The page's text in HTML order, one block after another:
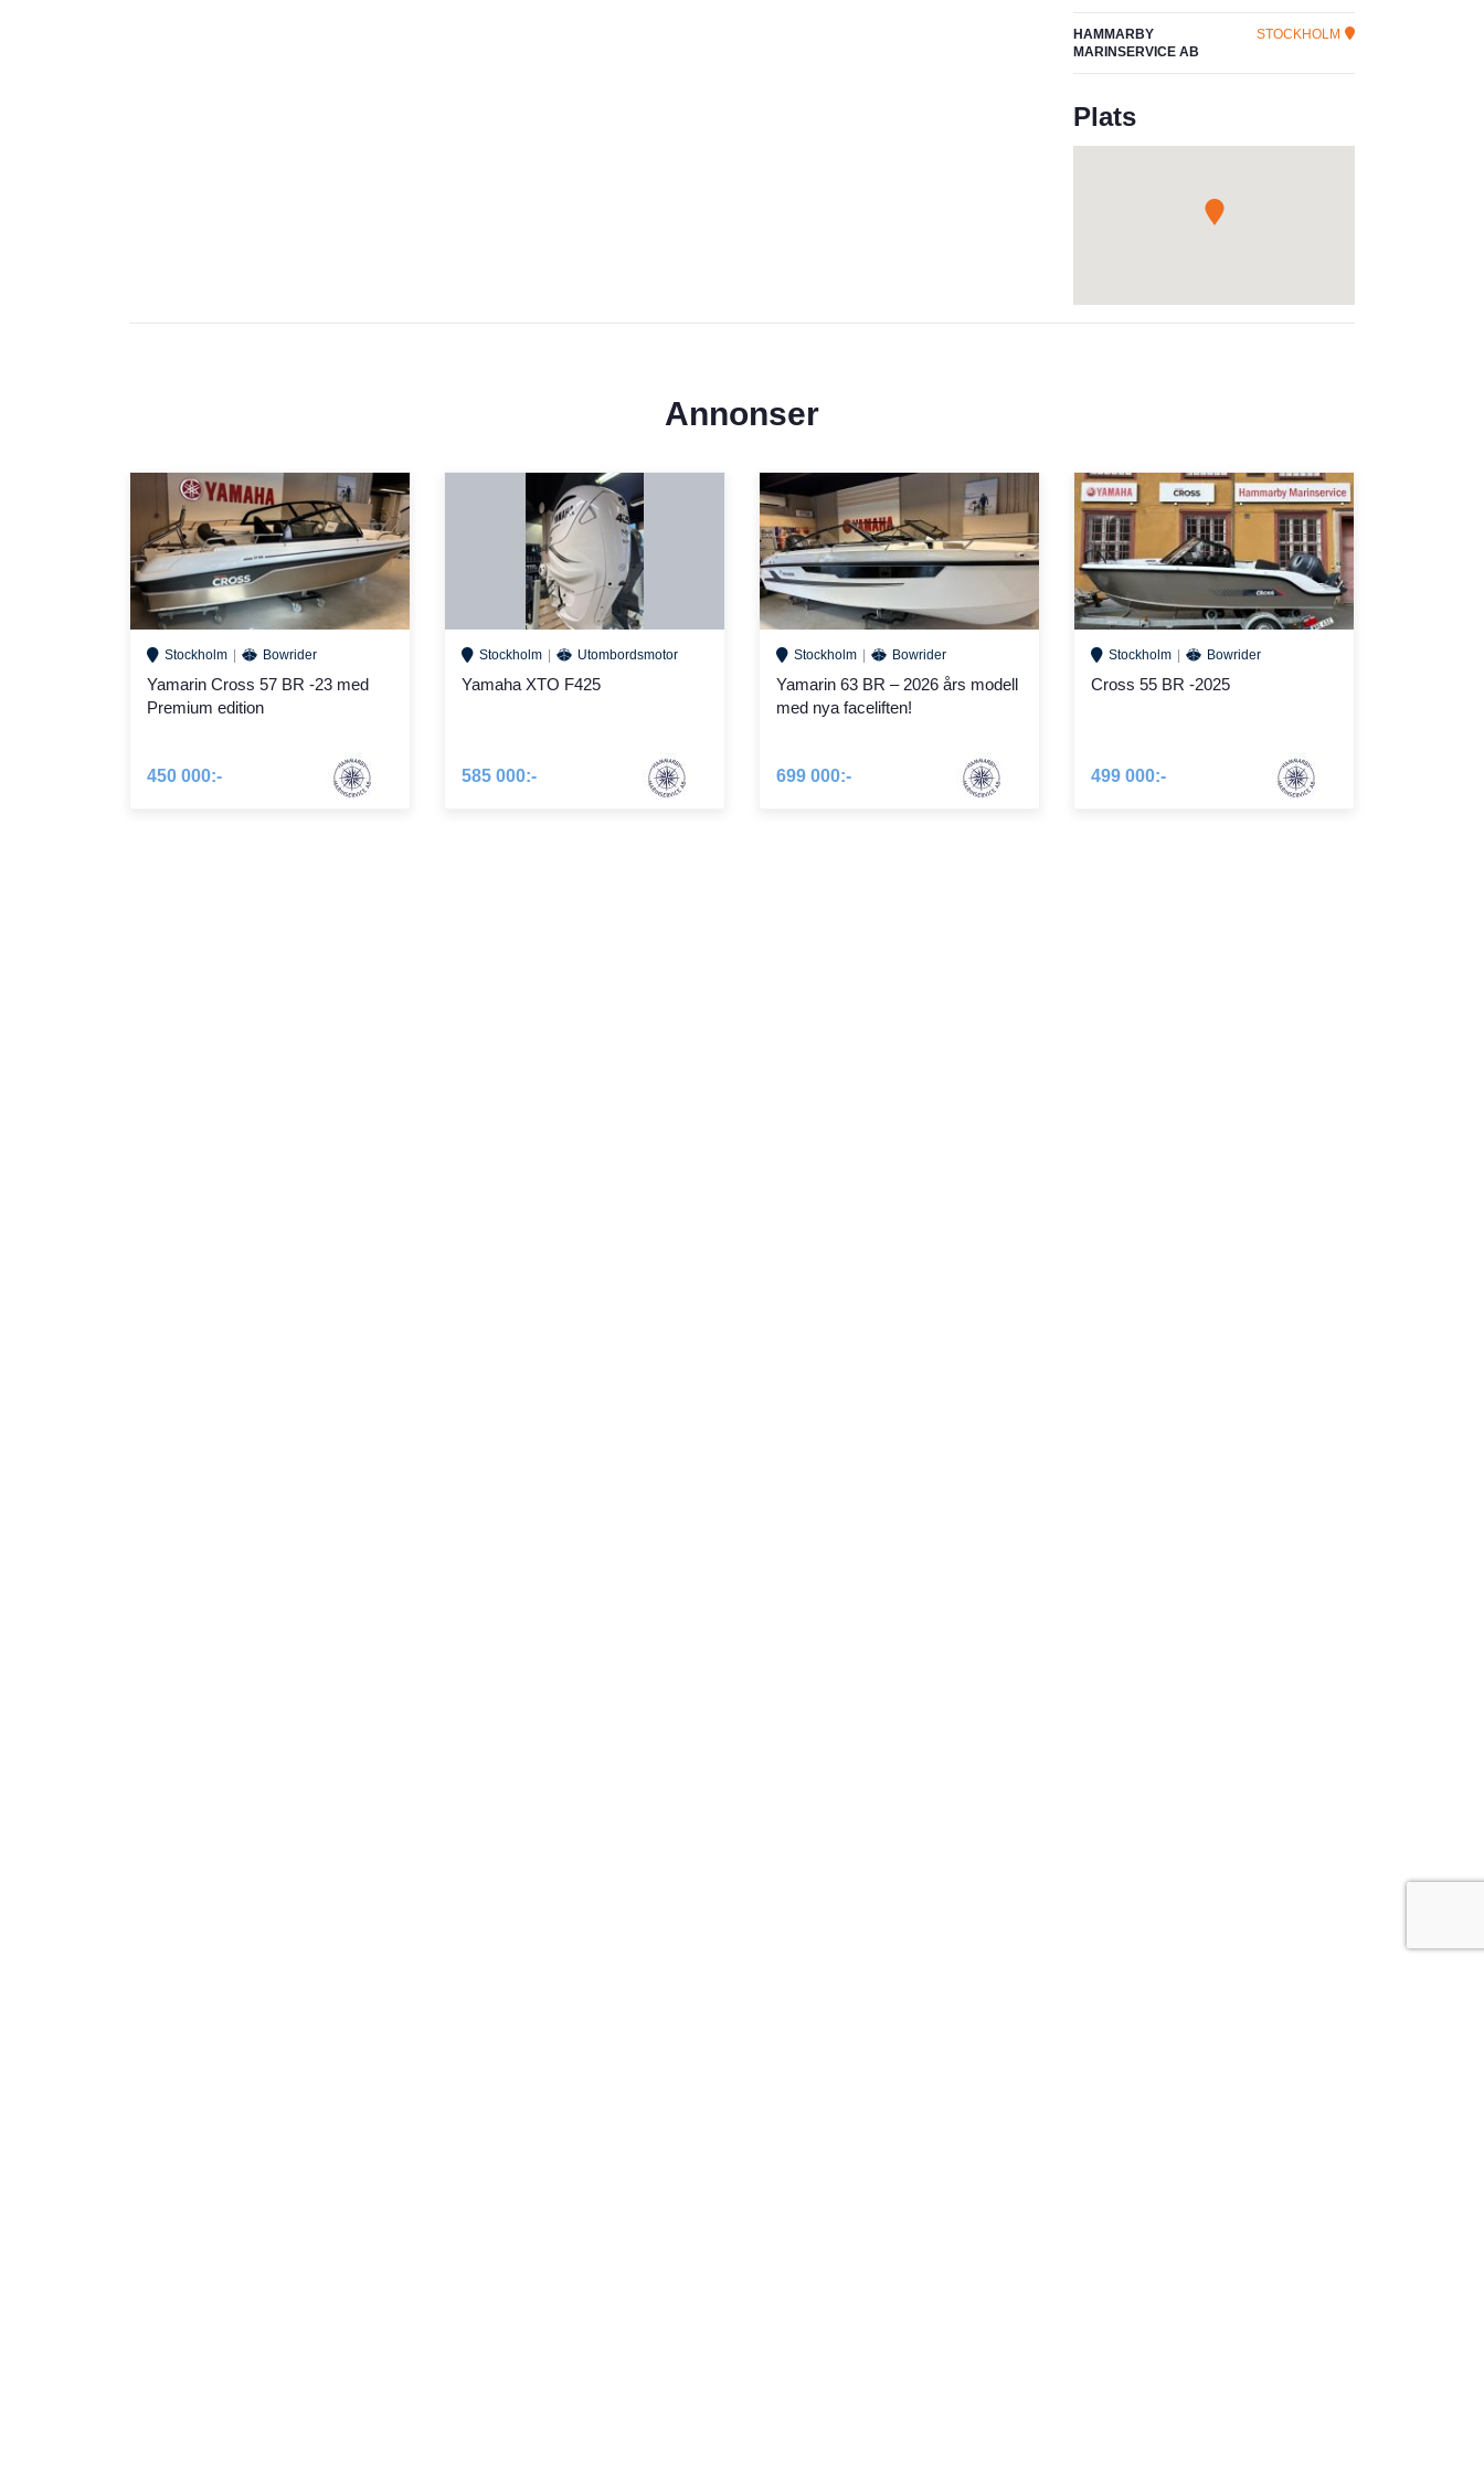
HAMMARBY
MARINSERVICE AB
STOCKHOLM
Plats
Annonser
Stockholm Bowrider
Yamarin Cross 57 BR -23 med
Premium edition
450 000:-
Stockholm Utombordsmotor
Yamaha XTO F425
585 000:-
Stockholm Bowrider
Yamarin 63 BR – 2026 års modell
med nya faceliften!
699 000:-
Stockholm Bowrider
Cross 55 BR -2025
499 000:-